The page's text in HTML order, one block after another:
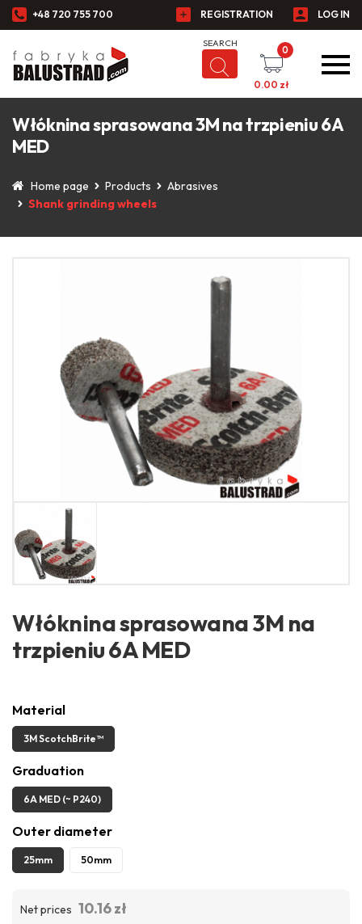
+48 720 755 700 REGISTRATION LOG IN
0
0.00 zł
Włóknina sprasowana 3M na trzpieniu 6A
MED
Home page Products
Abrasives
Shank grinding wheels
Włóknina sprasowana 3M na
trzpieniu 6A MED
Material
3M ScotchBrite™
Graduation
6A MED (~ P240)
Outer diameter
25mm 50mm
Net prices 10.16 zł